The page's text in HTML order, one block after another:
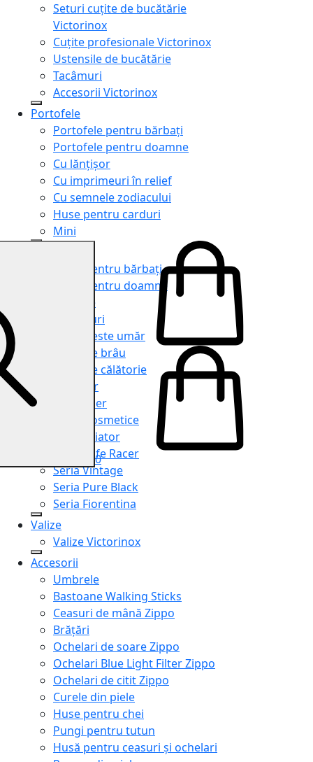
Seturi cuțite de bucătărie
Victorinox
Cuțite profesionale Victorinox
Ustensile de bucătărie
Tacâmuri
Accesorii Victorinox
Portofele
Portofele pentru bărbați
Portofele pentru doamne
Cu lănțișor
Cu imprimeuri în relief
Cu semnele zodiacului
Huse pentru carduri
Mini
Genți pentru bărbați
Genți pentru doamne
Serviete
Rucsacuri
Genți peste umăr
Genți de brâu
Genți de călătorie
Shopper
Organiser
Truse cosmetice
Seria Aviator
Seria Cafe Racer
Seria Vintage
Seria Pure Black
Seria Fiorentina
Valize
Valize Victorinox
Accesorii
Umbrele
Bastoane Walking Sticks
Ceasuri de mână Zippo
Brățări
Ochelari de soare Zippo
Ochelari Blue Light Filter Zippo
Ochelari de citit Zippo
Curele din piele
Huse pentru chei
Pungi pentru tutun
Husă pentru ceasuri și ochelari
0